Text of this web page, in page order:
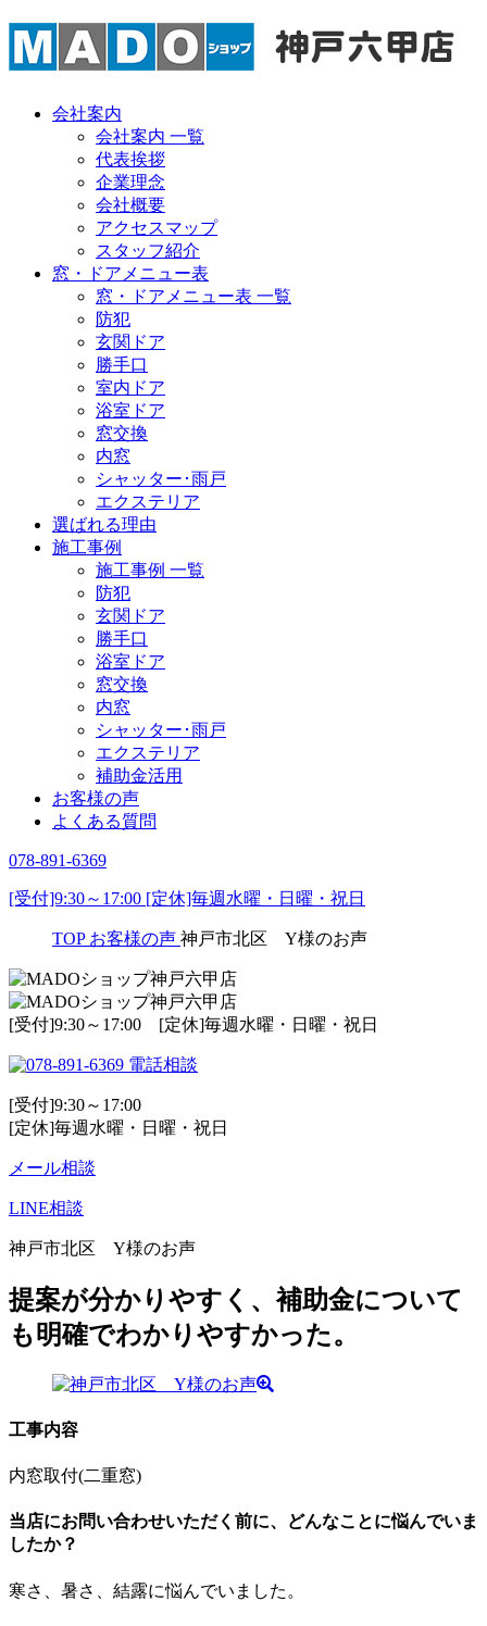
会社案内
会社案内 一覧
代表挨拶
企業理念
会社概要
アクセスマップ
スタッフ紹介
窓・ドアメニュー表
窓・ドアメニュー表 一覧
防犯
玄関ドア
勝手口
室内ドア
浴室ドア
窓交換
内窓
シャッター･雨戸
エクステリア
選ばれる理由
施工事例
施工事例 一覧
防犯
玄関ドア
勝手口
浴室ドア
窓交換
内窓
シャッター･雨戸
エクステリア
補助金活用
お客様の声
よくある質問
078-891-6369
[受付]9:30～17:00 [定休]毎週水曜・日曜・祝日
TOP お客様の声 神戸市北区 Y様のお声
[受付]9:30～17:00 [定休]毎週水曜・日曜・祝日
電話相談
[受付]9:30～17:00
[定休]毎週水曜・日曜・祝日
メール相談
LINE相談
神戸市北区 Y様のお声
提案が分かりやすく、補助金について
も明確でわかりやすかった。
工事内容
内窓取付(二重窓)
当店にお問い合わせいただく前に、どんなことに悩んでいま
したか？
寒さ、暑さ、結露に悩んでいました。